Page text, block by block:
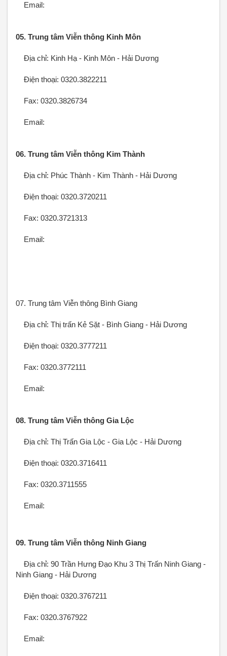
Email:
05. Trung tâm Viễn thông Kinh Môn
Địa chỉ: Kinh Hạ - Kinh Môn - Hải Dương
Điện thoại: 0320.3822211
Fax: 0320.3826734
Email:
06. Trung tâm Viễn thông Kim Thành
Địa chỉ: Phúc Thành - Kim Thành - Hải Dương
Điện thoại: 0320.3720211
Fax: 0320.3721313
Email:
07. Trung tâm Viễn thông Bình Giang
Địa chỉ: Thị trấn Kẻ Sặt - Bình Giang - Hải Dương
Điện thoại: 0320.3777211
Fax: 0320.3772111
Email:
08. Trung tâm Viễn thông Gia Lộc
Địa chỉ: Thị Trấn Gia Lộc - Gia Lộc - Hải Dương
Điện thoại: 0320.3716411
Fax: 0320.3711555
Email:
09. Trung tâm Viễn thông Ninh Giang
Địa chỉ: 90 Trần Hưng Đạo Khu 3 Thị Trấn Ninh Giang -
Ninh Giang - Hải Dương
Điện thoại: 0320.3767211
Fax: 0320.3767922
Email: